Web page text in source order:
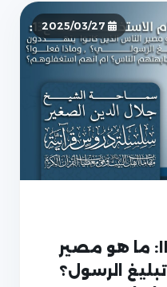
مقام الاستخلاف ح١٣: ما هو مصير
الرسول؟